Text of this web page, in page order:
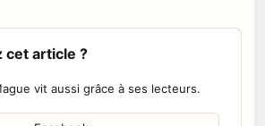
cet article ?
vit aussi grâce à ses lecteurs.